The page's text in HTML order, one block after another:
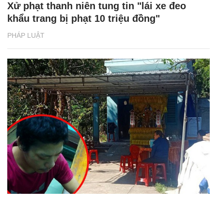
PHÁP LUẬT
Xử phạt thanh niên tung tin "lái xe đeo
khẩu trang bị phạt 10 triệu đồng"